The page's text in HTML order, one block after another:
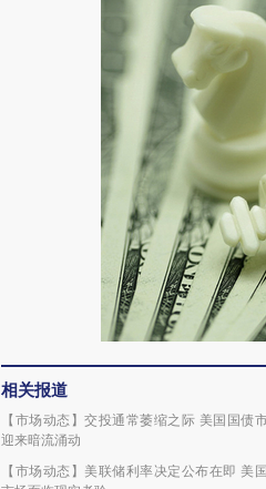
相关报道
【市场动态】交投通常萎缩之际 美国国债
迎来暗流涌动
【市场动态】美联储利率决定公布在即 美